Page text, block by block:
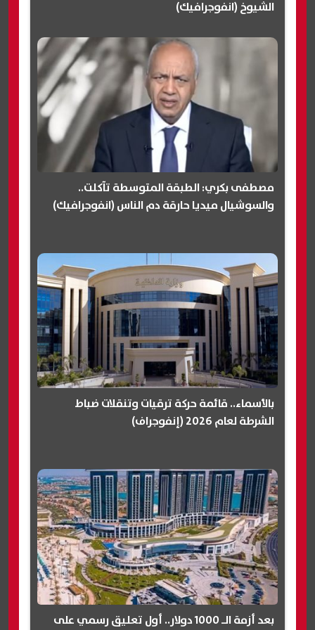
الشيوخ (انفوجرافيك)
مصطفى بكري: الطبقة المتوسطة تآكلت..
والسوشيال ميديا حارقة دم الناس (انفوجرافيك)
بالأسماء.. قائمة حركة ترقيات وتنقلات ضباط
الشرطة لعام 2026 (إنفوجراف)
بعد أزمة الـ 1000 دولار.. أول تعليق رسمي على